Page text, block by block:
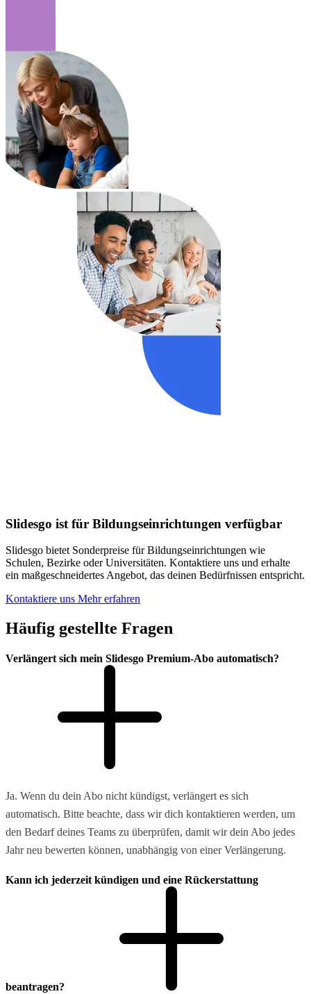
Slidesgo ist für Bildungseinrichtungen verfügbar
Slidesgo bietet Sonderpreise für Bildungseinrichtungen wie
Schulen, Bezirke oder Universitäten. Kontaktiere uns und erhalte
ein maßgeschneidertes Angebot, das deinen Bedürfnissen entspricht.
Kontaktiere uns Mehr erfahren
Häufig gestellte Fragen
Verlängert sich mein Slidesgo Premium-Abo automatisch?
Ja. Wenn du dein Abo nicht kündigst, verlängert es sich
automatisch. Bitte beachte, dass wir dich kontaktieren werden, um
den Bedarf deines Teams zu überprüfen, damit wir dein Abo jedes
Jahr neu bewerten können, unabhängig von einer Verlängerung.
Kann ich jederzeit kündigen und eine Rückerstattung
beantragen?